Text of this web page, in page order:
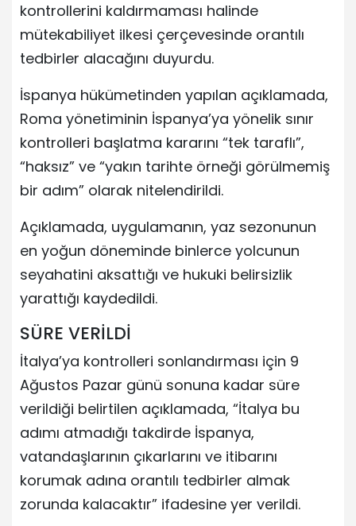
kontrollerini kaldırmaması halinde
mütekabiliyet ilkesi çerçevesinde orantılı
tedbirler alacağını duyurdu.
İspanya hükümetinden yapılan açıklamada,
Roma yönetiminin İspanya’ya yönelik sınır
kontrolleri başlatma kararını “tek taraflı”,
“haksız” ve “yakın tarihte örneği görülmemiş
bir adım” olarak nitelendirildi.
Açıklamada, uygulamanın, yaz sezonunun
en yoğun döneminde binlerce yolcunun
seyahatini aksattığı ve hukuki belirsizlik
yarattığı kaydedildi.
SÜRE VERİLDİ
İtalya’ya kontrolleri sonlandırması için 9
Ağustos Pazar günü sonuna kadar süre
verildiği belirtilen açıklamada, “İtalya bu
adımı atmadığı takdirde İspanya,
vatandaşlarının çıkarlarını ve itibarını
korumak adına orantılı tedbirler almak
zorunda kalacaktır” ifadesine yer verildi.